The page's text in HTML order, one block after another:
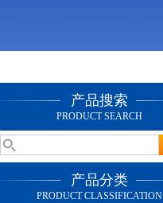
产品搜索
PRODUCT SEARCH
产品分类
PRODUCT CLASSIFICATION